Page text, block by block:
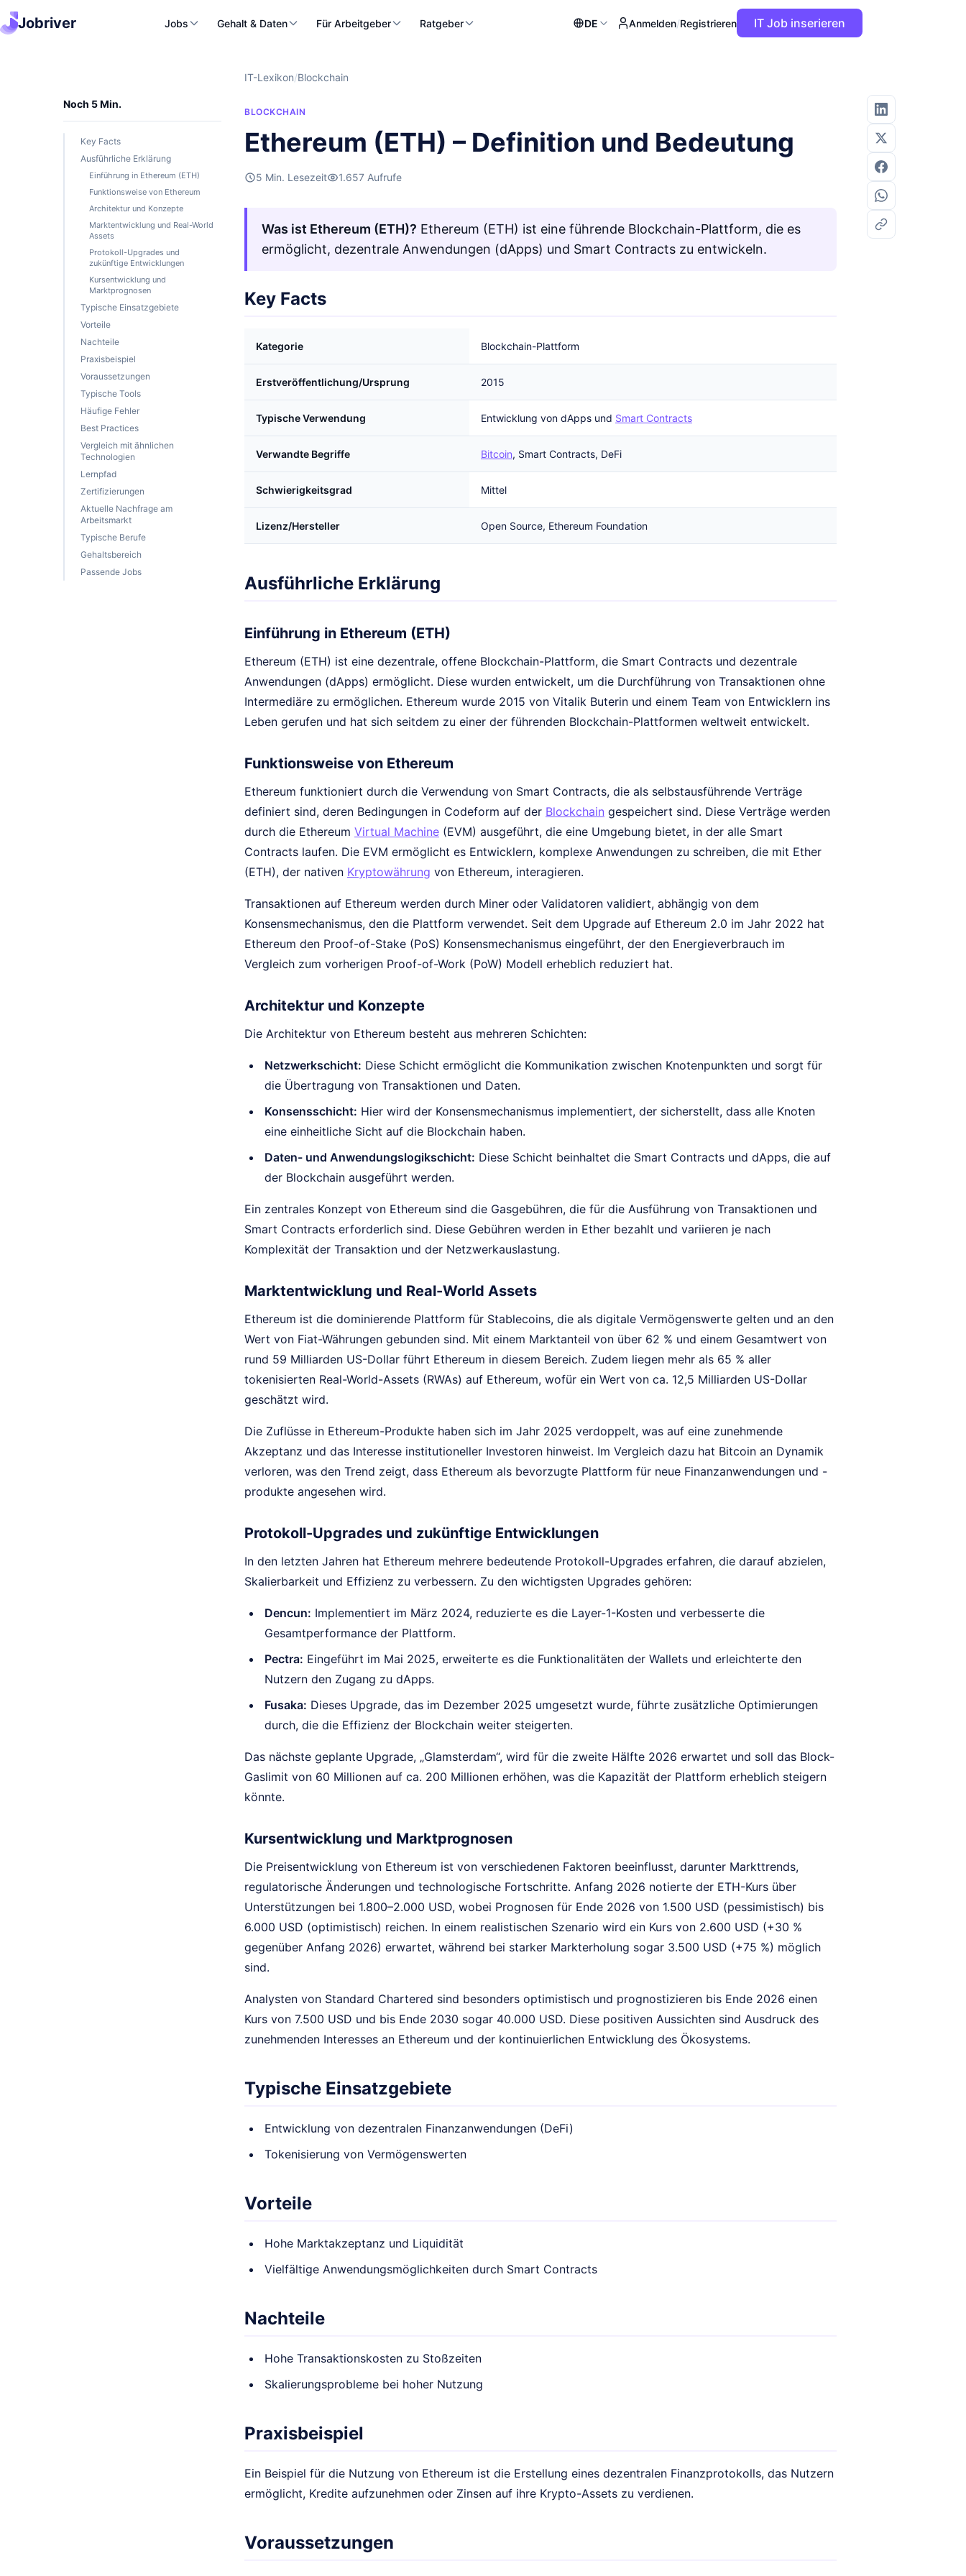
Jobriver Jobs Gehalt & Daten Für Arbeitgeber Ratgeber DE Anmelden/Registrieren IT Job inserieren
Noch 5 Min.
Key Facts
Ausführliche Erklärung
Einführung in Ethereum (ETH)
Funktionsweise von Ethereum
Architektur und Konzepte
Marktentwicklung und Real-World
Assets
Protokoll-Upgrades und
zukünftige Entwicklungen
Kursentwicklung und
Marktprognosen
Typische Einsatzgebiete
Vorteile
Nachteile
Praxisbeispiel
Voraussetzungen
Typische Tools
Häufige Fehler
Best Practices
Vergleich mit ähnlichen
Technologien
Lernpfad
Zertifizierungen
Aktuelle Nachfrage am
Arbeitsmarkt
Typische Berufe
Gehaltsbereich
Passende Jobs
IT-Lexikon/Blockchain
BLOCKCHAIN
Ethereum (ETH) – Definition und Bedeutung
5 Min. Lesezeit 1.657 Aufrufe
Was ist Ethereum (ETH)? Ethereum (ETH) ist eine führende Blockchain-Plattform, die es
ermöglicht, dezentrale Anwendungen (dApps) und Smart Contracts zu entwickeln.
Key Facts
Kategorie Blockchain-Plattform
Erstveröffentlichung/Ursprung 2015
Typische Verwendung Entwicklung von dApps und Smart Contracts
Verwandte Begriffe Bitcoin, Smart Contracts, DeFi
Schwierigkeitsgrad Mittel
Lizenz/Hersteller Open Source, Ethereum Foundation
Ausführliche Erklärung
Einführung in Ethereum (ETH)
Ethereum (ETH) ist eine dezentrale, offene Blockchain-Plattform, die Smart Contracts und dezentrale
Anwendungen (dApps) ermöglicht. Diese wurden entwickelt, um die Durchführung von Transaktionen ohne
Intermediäre zu ermöglichen. Ethereum wurde 2015 von Vitalik Buterin und einem Team von Entwicklern ins
Leben gerufen und hat sich seitdem zu einer der führenden Blockchain-Plattformen weltweit entwickelt.
Funktionsweise von Ethereum
Ethereum funktioniert durch die Verwendung von Smart Contracts, die als selbstausführende Verträge
definiert sind, deren Bedingungen in Codeform auf der Blockchain gespeichert sind. Diese Verträge werden
durch die Ethereum Virtual Machine (EVM) ausgeführt, die eine Umgebung bietet, in der alle Smart
Contracts laufen. Die EVM ermöglicht es Entwicklern, komplexe Anwendungen zu schreiben, die mit Ether
(ETH), der nativen Kryptowährung von Ethereum, interagieren.
Transaktionen auf Ethereum werden durch Miner oder Validatoren validiert, abhängig von dem
Konsensmechanismus, den die Plattform verwendet. Seit dem Upgrade auf Ethereum 2.0 im Jahr 2022 hat
Ethereum den Proof-of-Stake (PoS) Konsensmechanismus eingeführt, der den Energieverbrauch im
Vergleich zum vorherigen Proof-of-Work (PoW) Modell erheblich reduziert hat.
Architektur und Konzepte
Die Architektur von Ethereum besteht aus mehreren Schichten:
Netzwerkschicht: Diese Schicht ermöglicht die Kommunikation zwischen Knotenpunkten und sorgt für
die Übertragung von Transaktionen und Daten.
Konsensschicht: Hier wird der Konsensmechanismus implementiert, der sicherstellt, dass alle Knoten
eine einheitliche Sicht auf die Blockchain haben.
Daten- und Anwendungslogikschicht: Diese Schicht beinhaltet die Smart Contracts und dApps, die auf
der Blockchain ausgeführt werden.
Ein zentrales Konzept von Ethereum sind die Gasgebühren, die für die Ausführung von Transaktionen und
Smart Contracts erforderlich sind. Diese Gebühren werden in Ether bezahlt und variieren je nach
Komplexität der Transaktion und der Netzwerkauslastung.
Marktentwicklung und Real-World Assets
Ethereum ist die dominierende Plattform für Stablecoins, die als digitale Vermögenswerte gelten und an den
Wert von Fiat-Währungen gebunden sind. Mit einem Marktanteil von über 62 % und einem Gesamtwert von
rund 59 Milliarden US-Dollar führt Ethereum in diesem Bereich. Zudem liegen mehr als 65 % aller
tokenisierten Real-World-Assets (RWAs) auf Ethereum, wofür ein Wert von ca. 12,5 Milliarden US-Dollar
geschätzt wird.
Die Zuflüsse in Ethereum-Produkte haben sich im Jahr 2025 verdoppelt, was auf eine zunehmende
Akzeptanz und das Interesse institutioneller Investoren hinweist. Im Vergleich dazu hat Bitcoin an Dynamik
verloren, was den Trend zeigt, dass Ethereum als bevorzugte Plattform für neue Finanzanwendungen und -
produkte angesehen wird.
Protokoll-Upgrades und zukünftige Entwicklungen
In den letzten Jahren hat Ethereum mehrere bedeutende Protokoll-Upgrades erfahren, die darauf abzielen,
Skalierbarkeit und Effizienz zu verbessern. Zu den wichtigsten Upgrades gehören:
Dencun: Implementiert im März 2024, reduzierte es die Layer-1-Kosten und verbesserte die
Gesamtperformance der Plattform.
Pectra: Eingeführt im Mai 2025, erweiterte es die Funktionalitäten der Wallets und erleichterte den
Nutzern den Zugang zu dApps.
Fusaka: Dieses Upgrade, das im Dezember 2025 umgesetzt wurde, führte zusätzliche Optimierungen
durch, die die Effizienz der Blockchain weiter steigerten.
Das nächste geplante Upgrade, „Glamsterdam“, wird für die zweite Hälfte 2026 erwartet und soll das Block-
Gaslimit von 60 Millionen auf ca. 200 Millionen erhöhen, was die Kapazität der Plattform erheblich steigern
könnte.
Kursentwicklung und Marktprognosen
Die Preisentwicklung von Ethereum ist von verschiedenen Faktoren beeinflusst, darunter Markttrends,
regulatorische Änderungen und technologische Fortschritte. Anfang 2026 notierte der ETH-Kurs über
Unterstützungen bei 1.800–2.000 USD, wobei Prognosen für Ende 2026 von 1.500 USD (pessimistisch) bis
6.000 USD (optimistisch) reichen. In einem realistischen Szenario wird ein Kurs von 2.600 USD (+30 %
gegenüber Anfang 2026) erwartet, während bei starker Markterholung sogar 3.500 USD (+75 %) möglich
sind.
Analysten von Standard Chartered sind besonders optimistisch und prognostizieren bis Ende 2026 einen
Kurs von 7.500 USD und bis Ende 2030 sogar 40.000 USD. Diese positiven Aussichten sind Ausdruck des
zunehmenden Interesses an Ethereum und der kontinuierlichen Entwicklung des Ökosystems.
Typische Einsatzgebiete
Entwicklung von dezentralen Finanzanwendungen (DeFi)
Tokenisierung von Vermögenswerten
Vorteile
Hohe Marktakzeptanz und Liquidität
Vielfältige Anwendungsmöglichkeiten durch Smart Contracts
Nachteile
Hohe Transaktionskosten zu Stoßzeiten
Skalierungsprobleme bei hoher Nutzung
Praxisbeispiel
Ein Beispiel für die Nutzung von Ethereum ist die Erstellung eines dezentralen Finanzprotokolls, das Nutzern
ermöglicht, Kredite aufzunehmen oder Zinsen auf ihre Krypto-Assets zu verdienen.
Voraussetzungen